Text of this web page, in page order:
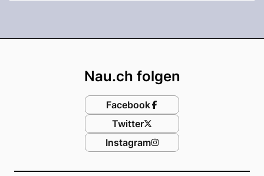
Nau.ch folgen
Facebook
Twitter
Instagram